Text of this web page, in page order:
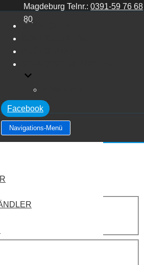
Magdeburg Telnr.:0391-59 76 68
80
STARTSEITE
Facebook
Navigations-Menü
TFSI